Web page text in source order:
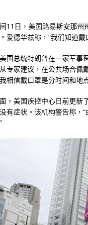
11日，美国路易斯安那州
爱德华兹称，“我们知道
国总统特朗普在一家军事
专家建议，在公共场合佩
相信戴口罩是分时间和地
，美国疾控中心日前更新
有症状。该机构警告称，